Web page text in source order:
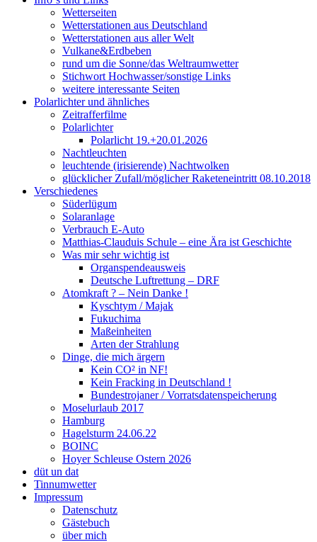
Wetterseiten
Wetterstationen aus Deutschland
Wetterstationen aus aller Welt
Vulkane&Erdbeben
rund um die Sonne/das Weltraumwetter
Stichwort Hochwasser/sonstige Links
weitere interessante Seiten
Polarlichter und ähnliches
Zeitrafferfilme
Polarlichter
Polarlicht 19.+20.01.2026
Nachtleuchten
leuchtende (irisierende) Nachtwolken
glücklicher Zufall/möglicher Raketeneintritt 08.10.2018
Verschiedenes
Süderlügum
Solaranlage
Verbrauch E-Auto
Matthias-Clauduis Schule – eine Ära ist Geschichte
Was mir sehr wichtig ist
Organspendeausweis
Deutsche Luftrettung – DRF
Atomkraft ? – Nein Danke !
Kyschtym / Majak
Fukuchima
Maßeinheiten
Arten der Strahlung
Dinge, die mich ärgern
Kein CO² in NF!
Kein Fracking in Deutschland !
Bundestrojaner / Vorratsdatenspeicherung
Moselurlaub 2017
Hamburg
Hagelsturm 24.06.22
BOINC
Hoyer Schleuse Ostern 2026
düt un dat
Tinnumwetter
Impressum
Datenschutz
Gästebuch
über mich